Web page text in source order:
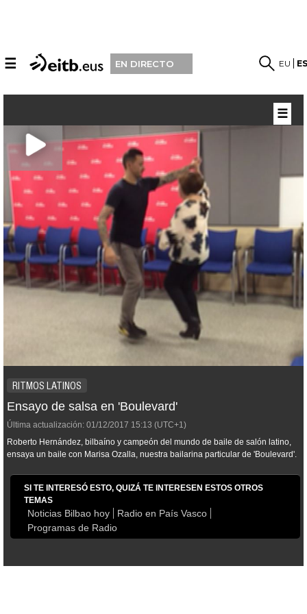
☰ EN DIRECTO EU
RITMOS LATINOS
Ensayo de salsa en 'Boulevard'
Última actualización: 01/12/2017 15:13 (UTC+1)
Roberto Hernández, bilbaíno y campeón del mundo de baile de salón latino,
ensaya un baile con Marisa Ozalla, nuestra bailarina particular de 'Boulevard'.
SI TE INTERESÓ ESTO, QUIZÁ TE INTERESEN ESTOS OTROS
TEMAS
Noticias Bilbao hoy
Radio en País Vasco
Programas de Radio
☰